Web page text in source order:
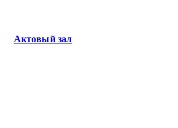
Актовый зал